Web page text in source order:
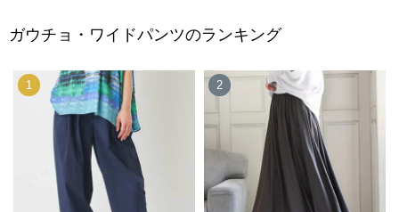
ガウチョ・ワイドパンツのランキング
1 2